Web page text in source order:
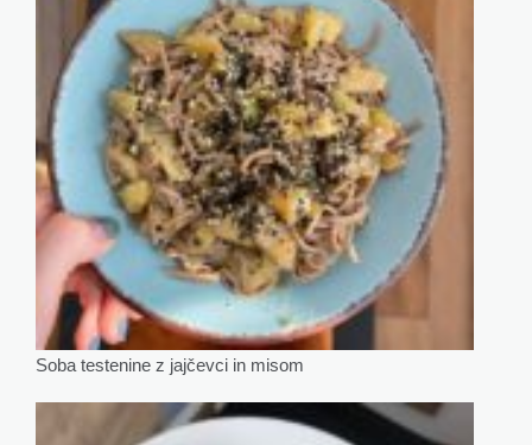
Soba testenine z jajčevci in misom